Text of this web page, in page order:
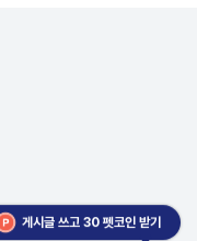
게시글 쓰고 30 펫코인 받기